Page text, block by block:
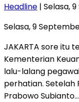
Headline | Selasa,
Selasa, 9
JAKARTA sore itu
Kementerian
lalu-lalang
perhatian. Setelah
Prabowo Subianto…